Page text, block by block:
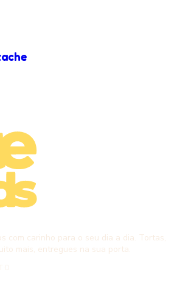
com carinho para o seu dia a dia. Tortas,
mais, entregues na sua porta.